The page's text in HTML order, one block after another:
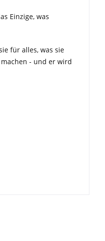
Einzige, was
für alles, was sie
- und er wird